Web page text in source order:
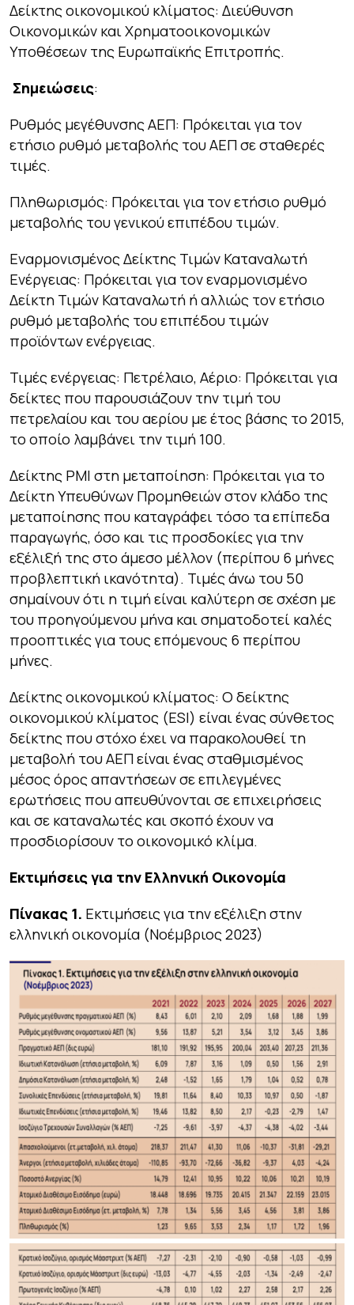
Δείκτης οικονομικού κλίματος: Διεύθυνση
Οικονομικών και Χρηματοοικονομικών
Υποθέσεων της Ευρωπαϊκής Επιτροπής.
Σημειώσεις:
Ρυθμός μεγέθυνσης ΑΕΠ: Πρόκειται για τον
ετήσιο ρυθμό μεταβολής του ΑΕΠ σε σταθερές
τιμές.
Πληθωρισμός: Πρόκειται για τον ετήσιο ρυθμό
μεταβολής του γενικού επιπέδου τιμών.
Εναρμονισμένος Δείκτης Τιμών Καταναλωτή
Ενέργειας: Πρόκειται για τον εναρμονισμένο
Δείκτη Τιμών Καταναλωτή ή αλλιώς τον ετήσιο
ρυθμό μεταβολής του επιπέδου τιμών
προϊόντων ενέργειας.
Τιμές ενέργειας: Πετρέλαιο, Αέριο: Πρόκειται για
δείκτες που παρουσιάζουν την τιμή του
πετρελαίου και του αερίου με έτος βάσης το 2015,
το οποίο λαμβάνει την τιμή 100.
Δείκτης PMI στη μεταποίηση: Πρόκειται για το
Δείκτη Υπευθύνων Προμηθειών στον κλάδο της
μεταποίησης που καταγράφει τόσο τα επίπεδα
παραγωγής, όσο και τις προσδοκίες για την
εξέλιξή της στο άμεσο μέλλον (περίπου 6 μήνες
προβλεπτική ικανότητα). Τιμές άνω του 50
σημαίνουν ότι η τιμή είναι καλύτερη σε σχέση με
του προηγούμενου μήνα και σηματοδοτεί καλές
προοπτικές για τους επόμενους 6 περίπου
μήνες.
Δείκτης οικονομικού κλίματος: Ο δείκτης
οικονομικού κλίματος (ESI) είναι ένας σύνθετος
δείκτης που στόχο έχει να παρακολουθεί τη
μεταβολή του ΑΕΠ είναι ένας σταθμισμένος
μέσος όρος απαντήσεων σε επιλεγμένες
ερωτήσεις που απευθύνονται σε επιχειρήσεις
και σε καταναλωτές και σκοπό έχουν να
προσδιορίσουν το οικονομικό κλίμα.
Εκτιμήσεις για την Ελληνική Οικονομία
Πίνακας 1. Εκτιμήσεις για την εξέλιξη στην
ελληνική οικονομία (Νοέμβριος 2023)